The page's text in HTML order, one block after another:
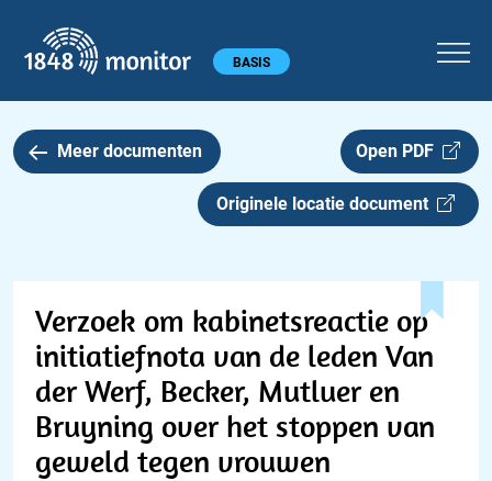
Hoofdmenu BASIS
Meer documenten Open PDF
Originele locatie document
Verzoek om kabinetsreactie op
initiatiefnota van de leden Van
der Werf, Becker, Mutluer en
Bruyning over het stoppen van
geweld tegen vrouwen